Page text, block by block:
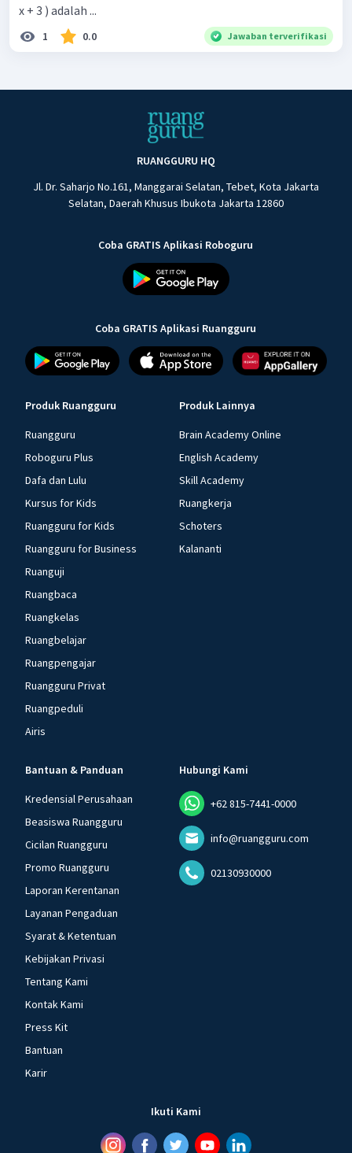
x + 3 ) adalah ...
1 0.0 Jawaban terverifikasi
RUANGGURU HQ
Jl. Dr. Saharjo No.161, Manggarai Selatan, Tebet, Kota Jakarta
Selatan, Daerah Khusus Ibukota Jakarta 12860
Coba GRATIS Aplikasi Roboguru
Coba GRATIS Aplikasi Ruangguru
Produk Ruangguru
Ruangguru
Roboguru Plus
Dafa dan Lulu
Kursus for Kids
Ruangguru for Kids
Ruangguru for Business
Ruanguji
Ruangbaca
Ruangkelas
Ruangbelajar
Ruangpengajar
Ruangguru Privat
Ruangpeduli
Airis
Produk Lainnya
Brain Academy Online
English Academy
Skill Academy
Ruangkerja
Schoters
Kalananti
Bantuan & Panduan
Kredensial Perusahaan
Beasiswa Ruangguru
Cicilan Ruangguru
Promo Ruangguru
Laporan Kerentanan
Layanan Pengaduan
Syarat & Ketentuan
Kebijakan Privasi
Tentang Kami
Kontak Kami
Press Kit
Bantuan
Karir
Hubungi Kami
+62 815-7441-0000
info@ruangguru.com
02130930000
Ikuti Kami